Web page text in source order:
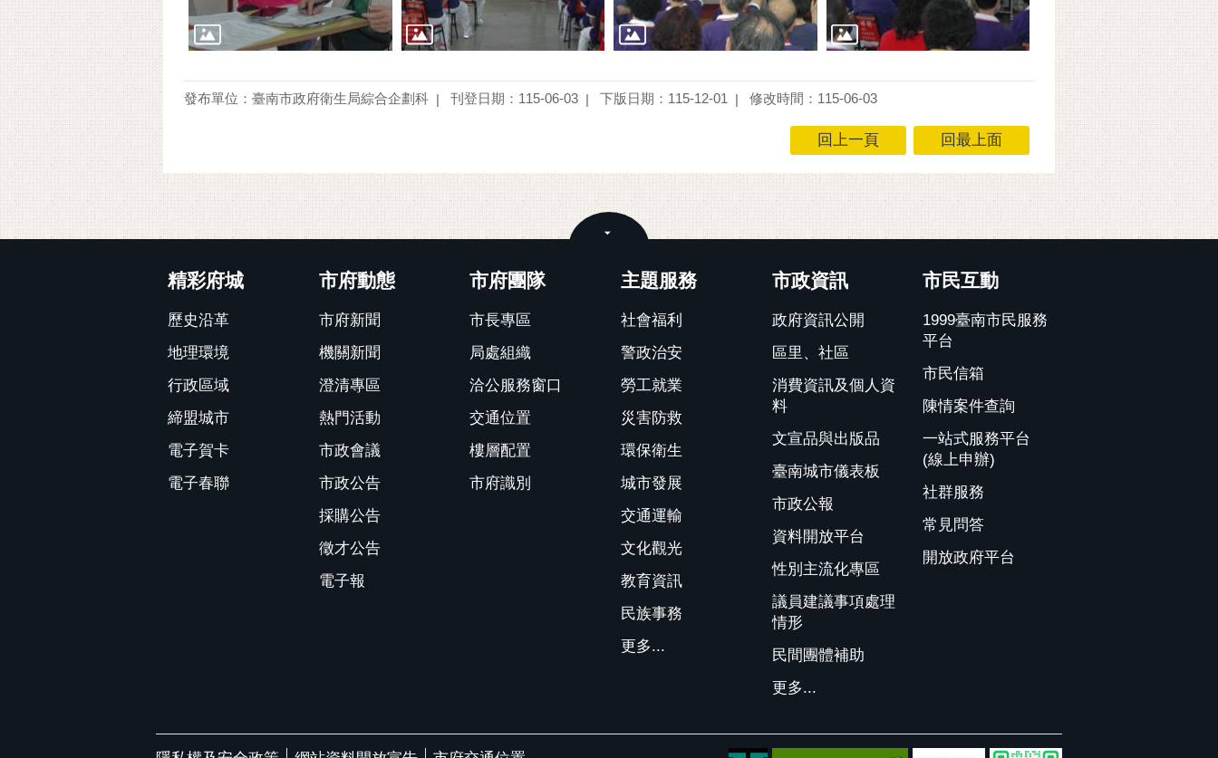
發布單位：臺南市政府衛生局綜合企劃科 刊登日期：115-06-03 下版日期：115-12-01 修改時間：115-06-03
回上一頁 回最上面
精彩府城
歷史沿革
地理環境
行政區域
締盟城市
電子賀卡
電子春聯
市府動態
市府新聞
機關新聞
澄清專區
熱門活動
市政會議
市政公告
採購公告
徵才公告
電子報
市府團隊
市長專區
局處組織
洽公服務窗口
交通位置
樓層配置
市府識別
主題服務
社會福利
警政治安
勞工就業
災害防救
環保衛生
城市發展
交通運輸
文化觀光
教育資訊
民族事務
更多...
市政資訊
政府資訊公開
區里、社區
消費資訊及個人資
料
文宣品與出版品
臺南城市儀表板
市政公報
資料開放平台
性別主流化專區
議員建議事項處理
情形
民間團體補助
更多...
市民互動
1999臺南市民服務
平台
市民信箱
陳情案件查詢
一站式服務平台
(線上申辦)
社群服務
常見問答
開放政府平台